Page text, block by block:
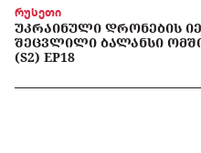
რუსეთი
ᲣᲙᲠᲐᲘᲜᲣᲚᲘ ᲓᲠᲝᲜᲔᲑᲘᲡ
ᲨᲔᲪᲕᲚᲘᲚᲘ ᲑᲐᲚᲐᲜᲡᲘ
(S2) EP18